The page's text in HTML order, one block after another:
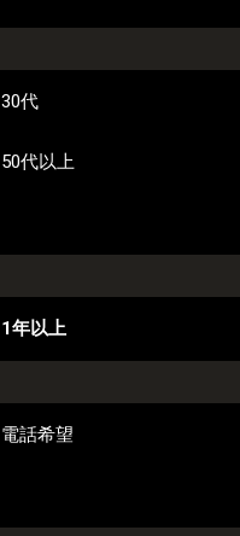
30代
50代以上
1年以上
電話希望